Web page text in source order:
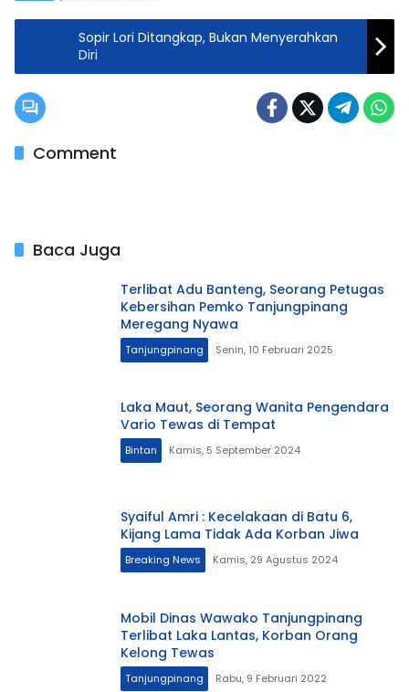
Sopir Lori Ditangkap, Bukan Menyerahkan
Diri
Comment
Baca Juga
Terlibat Adu Banteng, Seorang Petugas
Kebersihan Pemko Tanjungpinang
Meregang Nyawa
Tanjungpinang Senin, 10 Februari 2025
Laka Maut, Seorang Wanita Pengendara
Vario Tewas di Tempat
Bintan Kamis, 5 September 2024
Syaiful Amri : Kecelakaan di Batu 6,
Kijang Lama Tidak Ada Korban Jiwa
Breaking News Kamis, 29 Agustus 2024
Mobil Dinas Wawako Tanjungpinang
Terlibat Laka Lantas, Korban Orang
Kelong Tewas
Tanjungpinang Rabu, 9 Februari 2022